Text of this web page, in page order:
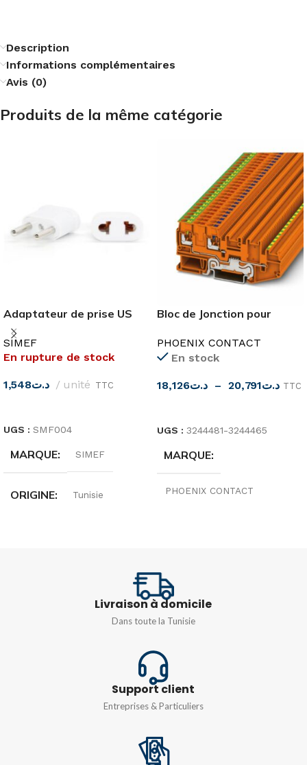
Description
Informations complémentaires
Avis (0)
Produits de la même catégorie
Adaptateur de prise US
vers EU simef
SIMEF
En rupture de stock
د.ت1,548 unité TTC
UGS : SMF004
MARQUE SIMEF
ORIGINE Tunisie
Bloc de Jonction pour
PHOENIX CONTACT
En stock
د.ت18,126 – د.ت20,791
TTC
UGS : 3244481-3244465
MARQUE
PHOENIX CONTACT
TYPE
Livraison à domicile
Dans toute la Tunisie
Support client
Entreprises & Particuliers